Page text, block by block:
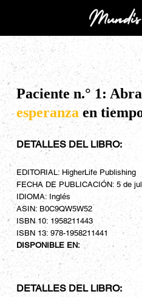
Paciente n.° 1:
esperanzaen
DETALLES DEL LIBRO:
EDITORIAL: HigherLife Publishing
FECHA DE PUBLICACIÓN: 5 de
IDIOMA: Inglés
ASIN: B0C9QW5W52
ISBN 10: 1958211443
ISBN 13: 978-1958211441
DISPONIBLE EN:
DETALLES DEL LIBRO: